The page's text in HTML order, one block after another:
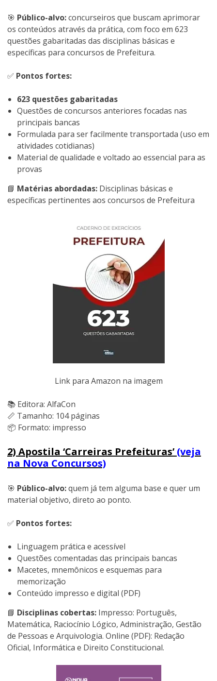
🎯 Público-alvo:concurseiros que buscam aprimorar
os conteúdos através da prática, com foco em 623
questões gabaritadas das disciplinas básicas e
específicas para concursos de Prefeitura.
✅ Pontos fortes:
623 questões gabaritadas
Questões de concursos anteriores focadas nas
principais bancas
Formulada para ser facilmente transportada (uso em
atividades cotidianas)
Material de qualidade e voltado ao essencial para as
provas
📘 Matérias abordadas: Disciplinas básicas e
específicas pertinentes aos concursos de Prefeitura
Link para Amazon na imagem
📚 Editora: AlfaCon
📏 Tamanho: 104 páginas
📦 Formato: impresso
2) Apostila ‘Carreiras Prefeituras’ (veja
na Nova Concursos)
🎯 Público-alvo:quem já tem alguma base e quer um
material objetivo, direto ao ponto.
✅ Pontos fortes:
Linguagem prática e acessível
Questões comentadas das principais bancas
Macetes, mnemônicos e esquemas para
memorização
Conteúdo impresso e digital (PDF)
📘 Disciplinas cobertas: Impresso: Português,
Matemática, Raciocínio Lógico, Administração, Gestão
de Pessoas e Arquivologia. Online (PDF): Redação
Oficial, Informática e Direito Constitucional.